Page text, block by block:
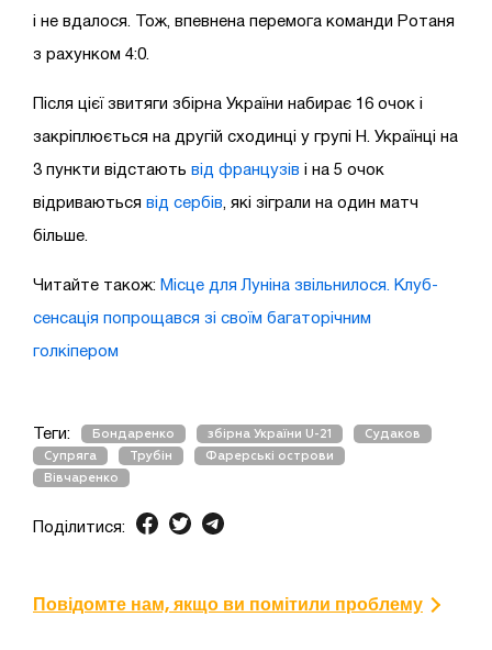
і не вдалося. Тож, впевнена перемога команди Ротаня
з рахунком 4:0.
Після цієї звитяги збірна України набирає 16 очок і
закріплюється на другій сходинці у групі H. Українці на
3 пункти відстають від французів і на 5 очок
відриваються від сербів , які зіграли на один матч
більше.
Читайте також: Місце для Луніна звільнилося. Клуб-
сенсація попрощався зі своїм багаторічним
голкіпером
Теги: Бондаренко збірна України U-21
Судаков
Супряга
Трубін
Фарерські острови
Вівчаренко
Поділитися:
Повідомте нам, якщо ви помітили проблему